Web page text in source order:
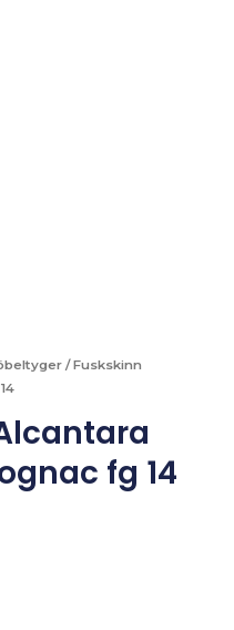
/ Fuskskinn
fg 14